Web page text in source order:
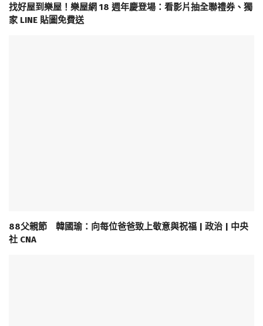
找好屋到樂屋！樂屋網 18 週年慶登場：看影片抽全聯禮券、獨
家 LINE 貼圖免費送
88父親節 韓國瑜：向每位爸爸致上敬意與祝福 | 政治 | 中央
社 CNA